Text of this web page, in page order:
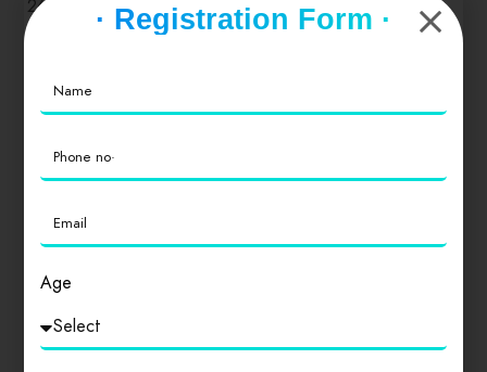
26 नवम्बर 1949 को पारित हुआ तथा 26 जनवरी 1950 से प्रभावी
हुआ। यह दिन (26 नवम्बर) भारत के संविधान दिवस के रूप में घोषित
रूप में मनाया जाता है।[1][2] [3] भीमराव आम्बेडकर को भारतीय
संविधान का प्रधान वास्तुकार या निर्माता कहा जाता है।[4][5] भारत
माना जाता है।[6] भारत का संविधान विश्व के किसी भी गणतान्त्रिक
देश का सबसे लम्बा लिखित संविधान है भाग 1 संघ और उसके क्षेत्र
(अनुच्छेद 1-4) भाग 2 नागरिकता (अनुच्छेद 5-11) भाग 3 मूलभूत
अधिकार (अनुच्छेद 12 – 35) भाग 4 राज्य के नीति निदेशक तत्त्व
(अनुच्छेद 52-151) भाग 6 राज्य (अनुच्छेद 152 -237) भाग 7 संविधान
(सातवाँ संशोधन) अधिनियम, 1956 द्वारा निरसित (अनु़चछेद 238) भाग
8 संघ राज्य क्षेत्र (अनुच्छेद 239-242) भाग 9 पंचायत (अनुच्छेद 243-
· Registration Form ·
Age